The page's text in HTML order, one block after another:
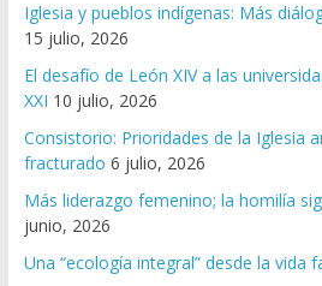
Iglesia y pueblos indígenas: Más
15 julio, 2026
El desafío de León XIV a las
XXI 10 julio, 2026
Consistorio: Prioridades de la Iglesia
fracturado 6 julio, 2026
Más liderazgo femenino; la homilía
junio, 2026
Una “ecología integral” desde la vida